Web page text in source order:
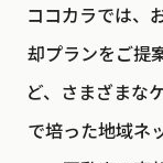
ココカラでは、
却プランをご提
ど、さまざまな
で培った地域ネ